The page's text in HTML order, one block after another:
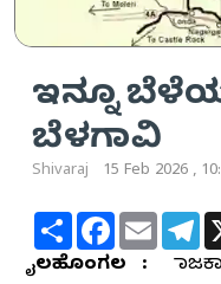
ಇನ್ನೂ
ಬೆಳಗಾವಿ
Shivaraj 15 Feb 2026 ,
ShareFacebook
Email
ಬೈಲಹೊಂಗಲ :